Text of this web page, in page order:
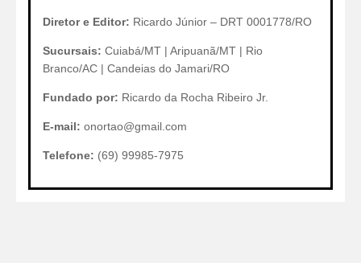
Diretor e Editor: Ricardo Júnior – DRT 0001778/RO
Sucursais: Cuiabá/MT | Aripuanã/MT | Rio
Branco/AC | Candeias do Jamari/RO
Fundado por: Ricardo da Rocha Ribeiro Jr.
E-mail: onortao@gmail.com
Telefone: (69) 99985-7975